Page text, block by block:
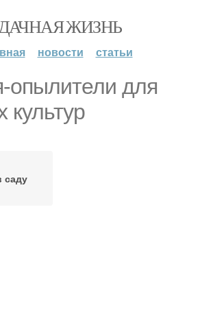
ЖИЗНЬ
новости статьи
опылители для
культур
саду